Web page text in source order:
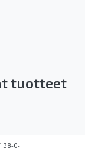
tuotteet
0-H